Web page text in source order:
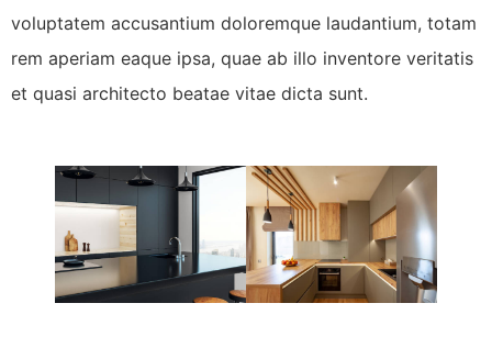
voluptatem accusantium doloremque laudantium, totam
rem aperiam eaque ipsa, quae ab illo inventore veritatis
et quasi architecto beatae vitae dicta sunt.